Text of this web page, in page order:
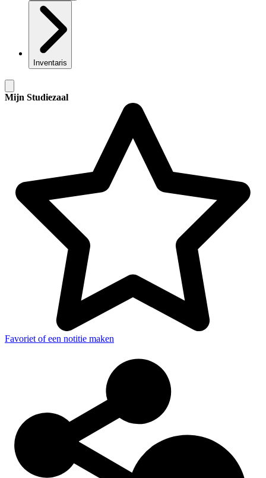
Inventaris
Mijn Studiezaal
Favoriet of een notitie maken